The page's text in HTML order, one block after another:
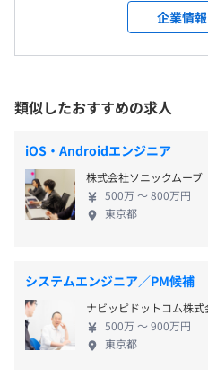
ソニーシティ、ソニーシティ
その他、国内・海外の事業所
＜変更範囲＞
※将来的に会社の定める場所
む）へ変更となる場合があり
屋内原則禁煙（喫煙室あり）
9：00～17：30（休憩45分）
月間フレックスタイム制度
の自主性に任せています
《年間休日125日程度》
・年末年始休暇
・個人別休日
・年次有給休暇
・慶弔休暇
ョナル集団としての役割を担っ
トウェア開発プロジェク
す。さまざまなソニー製
用してみたい方、ソフトウ
ーの視点で商品の付加価値
ては、まさに理想の環境で
は、ソニー株式会社でおこ
が直接担当することはあり
プトづくりや仕様の策定、
から開発に関わることが
発につなげたり既存の製品
ることもできます。 好奇心とチャレンジ意欲が旺盛
で、このような環境の中で
一緒に成長していきたいと
募ください！
企業情
類似したおすすめの求人
iOS・Androidエンジニア
株式会社ソニックムーブ
500万 〜 800万円
東京都
システムエンジニア／PM候補
ナビッピドットコム株式
500万 〜 900万円
東京都